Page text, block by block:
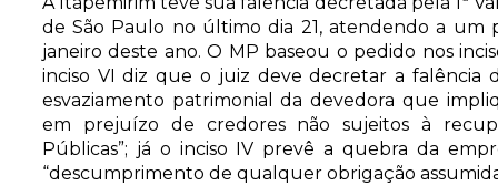
de São Paulo no último dia 21, atendendo a um
janeiro deste ano. O MP baseou o pedido nos
inciso VI diz que o juiz deve decretar a falência
esvaziamento patrimonial da devedora que
em prejuízo de credores não sujeitos à
Públicas”; já o inciso IV prevê a quebra da
“descumprimento de qualquer obrigação